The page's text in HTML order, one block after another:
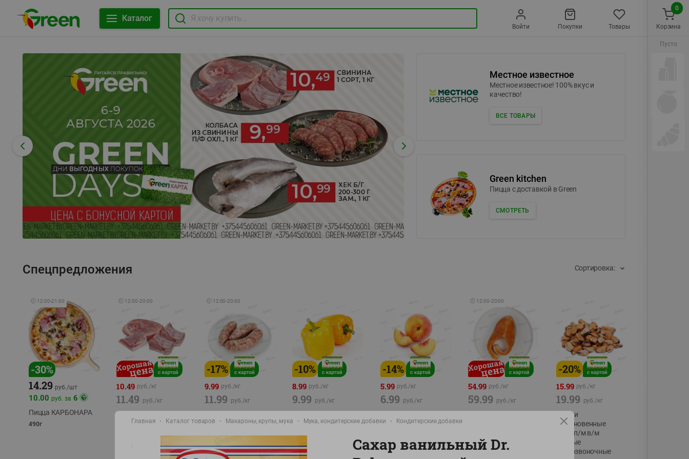
Каталог
Войти Покупки Товары
Местное известное
Местное известное! 100% вкус и
качество!
ВСЕ ТОВАРЫ
Green kitchen
Пицца c доставкой в Green
СМОТРЕТЬ
Спецпредложения Сортировка:
🕘 12:00-21:00
-30%
14.29 руб./шт
10.00 руб. за 6
Пицца КАРБОНАРА
490г
🕘 12:00-20:00
10.49 руб./кг
11.49 руб./кг
полуфабрикат,
🕘 12:00-20:00
-17%
9.99 руб./кг
11.99 руб./кг
полуфабрикат,
фасовка:0,5-0,7кг
-10%
8.99 руб./кг
9.99 руб./кг
Беларусь
фасовка: 0,3-0,7кг
-14%
5.99 руб./кг
6.99 руб./кг
фасовка:0,8-1кг
🕘 12:00-20:00
54.99 руб./кг
59.99 руб./кг
фасовка:0,15-0,6кг
-20%
15.99 руб./кг
19.99 руб./кг
Мидии
обыкновенные
мясо п/м в/м
водные
беспозвоночные
Корзина
0
Пусто
Главная Каталог товаров Макароны, крупы, мука Мука, кондитерские добавки Кондитерские добавки
Сахар ванильный Dr.